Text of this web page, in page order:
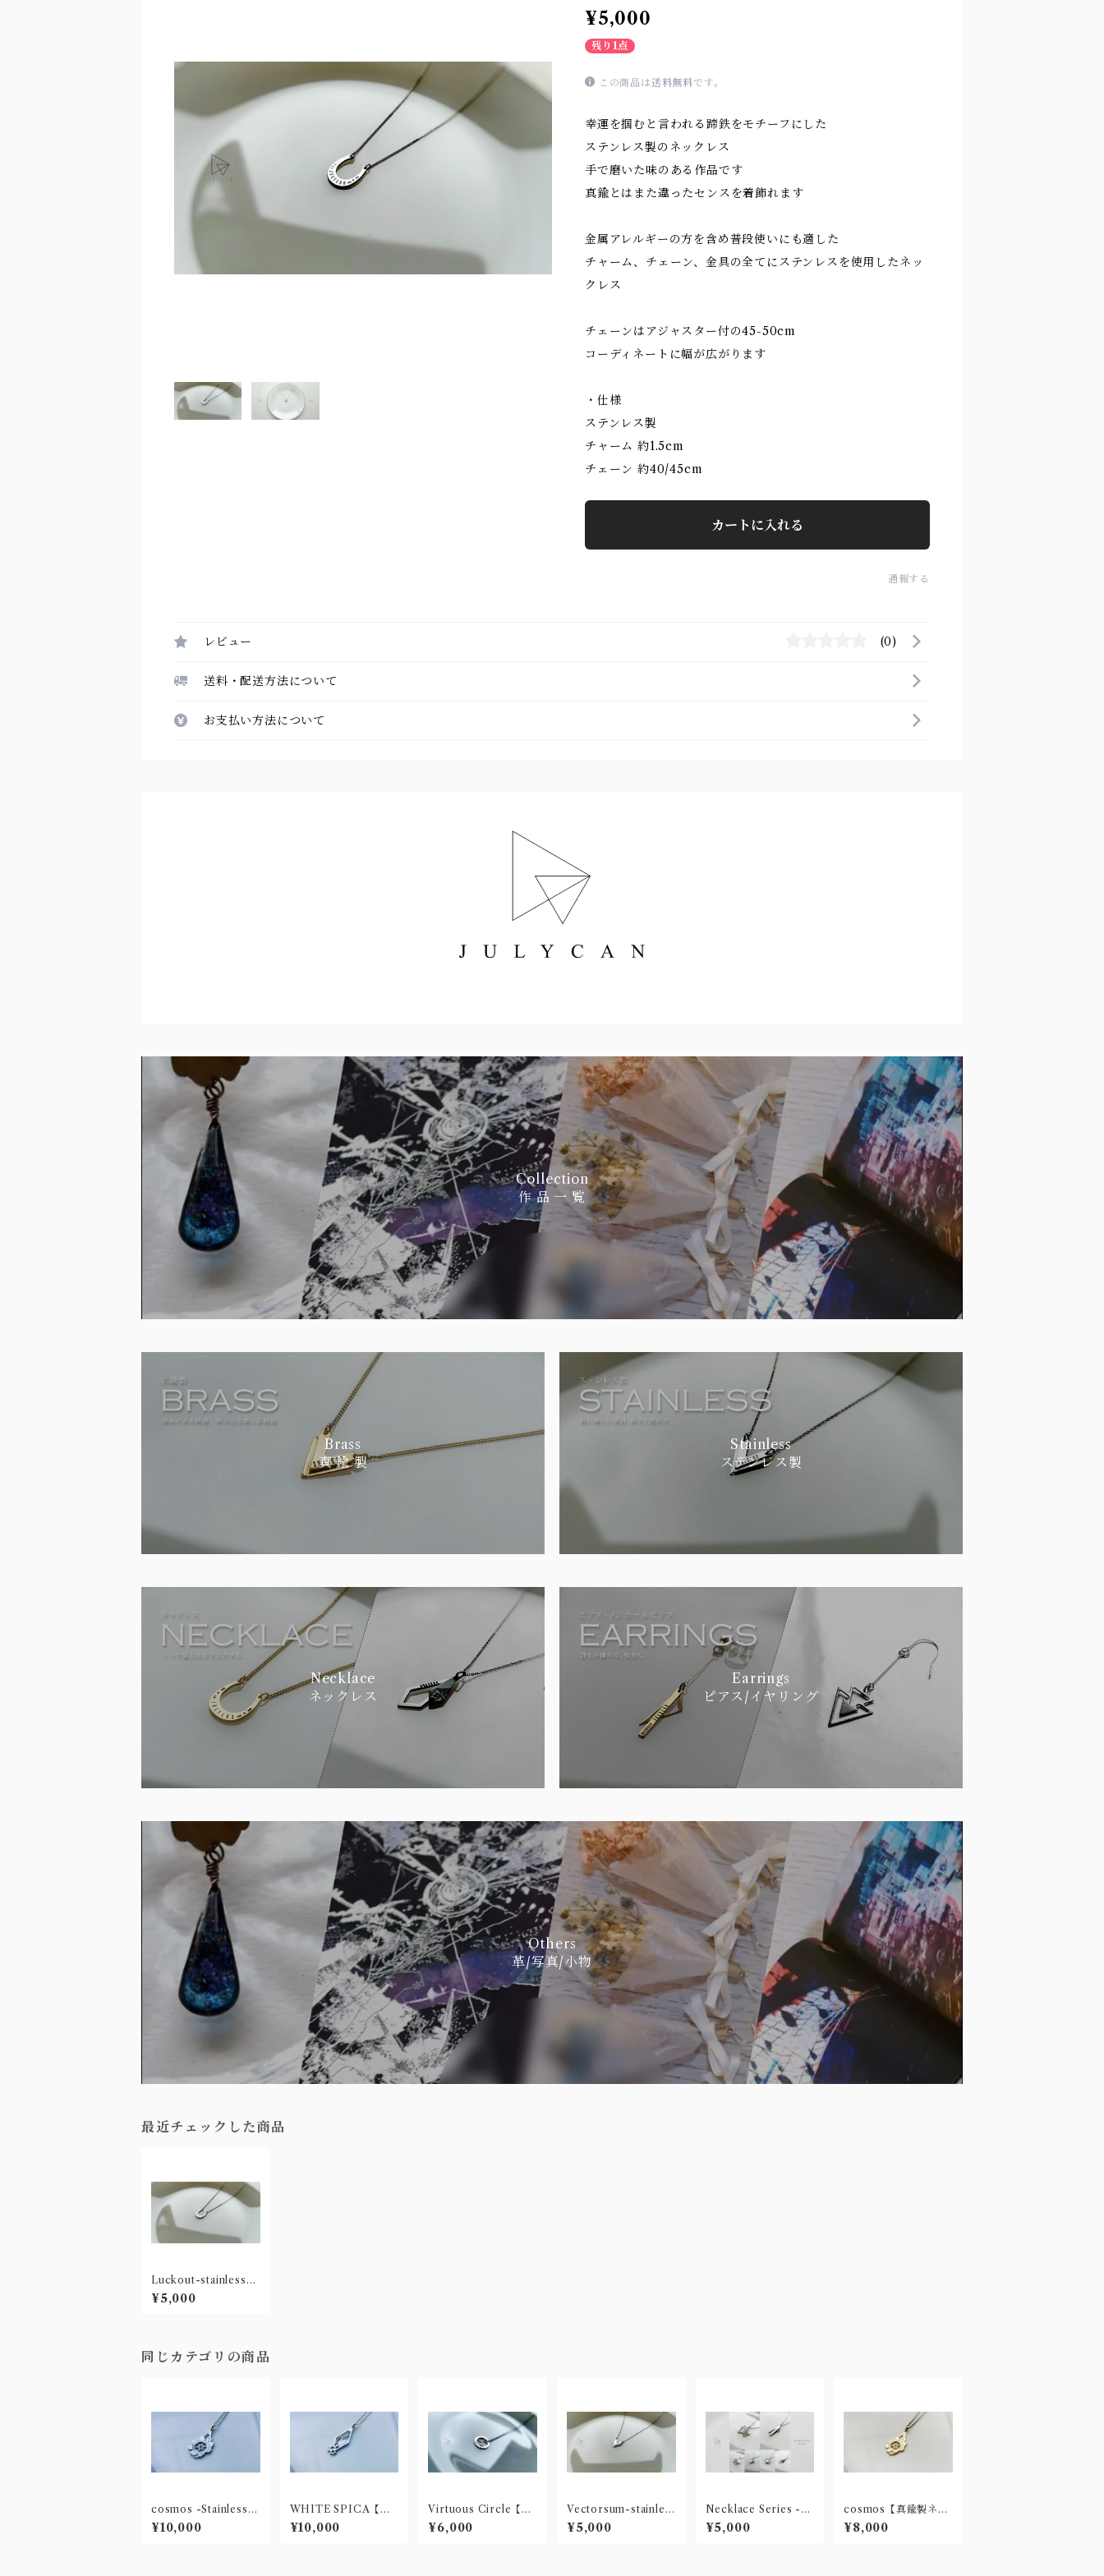
¥5,000
残り1点
この商品は送料無料です。
幸運を掴むと言われる蹄鉄をモチーフにした
ステンレス製のネックレス
手で磨いた味のある作品です
真鍮とはまた違ったセンスを着飾れます
金属アレルギーの方を含め普段使いにも適した
チャーム、チェーン、金具の全てにステンレスを使用したネッ
クレス
チェーンはアジャスター付の45-50cm
コーディネートに幅が広がります
・仕様
ステンレス製
チャーム 約1.5cm
チェーン 約40/45cm
カートに入れる
通報する
レビュー (0)
送料・配送方法について
お支払い方法について
Collection
作 品 一 覧
Brass
真 鍮 製
Stainless
ステンレス製
Necklace
ネックレス
Earrings
ピアス/イヤリング
Others
革/写真/小物
最近チェックした商品
Luckout-stainless-
【ステンレス製ネック
レス】
¥5,000
同じカテゴリの商品
cosmos -Stainless-
【ステンレス製ネック
レス】
¥10,000
WHITE SPICA【ス
テンレスネックレス】
¥10,000
Virtuous Circle【ス
テンレス製ネックレ
ス】
¥6,000
Vectorsum-stainles
s-【ステンレス製ネッ
クレス】
¥5,000
Necklace Series -st
ainless-【ステンレス
製ネックレス】
¥5,000
cosmos【真鍮製ネッ
クレス】
¥8,000